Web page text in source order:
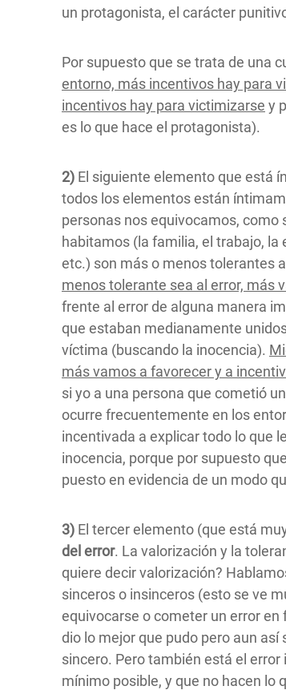
un protagonista, el carácter
Por supuesto que se trata de una
entorno, más incentivos hay para
incentivos hay para victimizarse y
es lo que hace el protagonista).
2) El siguiente elemento que está
todos los elementos están
personas nos equivocamos,
habitamos (la familia, el trabajo,
etc.) son más o menos tolerantes
menos tolerante sea al error, más
frente al error de alguna manera
que estaban medianamente
víctima (buscando la inocencia).
más vamos a favorecer y a
si yo a una persona que cometió
ocurre frecuentemente en los
incentivada a explicar todo lo que
inocencia, porque por supuesto
puesto en evidencia de un modo
3) El tercer elemento (que está
del error. La valorización y la
quiere decir valorización?
sinceros o insinceros (esto se ve
equivocarse o cometer un error
dio lo mejor que pudo pero aun
sincero. Pero también está el
mínimo posible, y que no hacen lo